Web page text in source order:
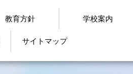
教育方針 学校案内
サイトマップ